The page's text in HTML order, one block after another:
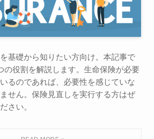
基礎から知りたい方向け。本記事で
の役割を解説します。生命保険が必要
るのであれば、必要性を感じていな
せん。保険見直しを実行する方はぜ
さい。